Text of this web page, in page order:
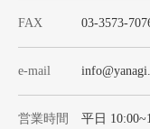
FAX 03-3573-
e-mail
営業時間 平日